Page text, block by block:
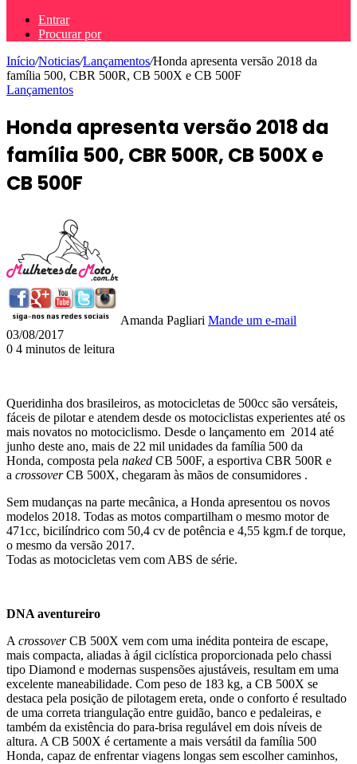
Entrar
Procurar por
Início/Noticias/Lançamentos/Honda apresenta versão 2018 da
família 500, CBR 500R, CB 500X e CB 500F
Lançamentos
Honda apresenta versão 2018 da
família 500, CBR 500R, CB 500X e
CB 500F
Amanda Pagliari Mande um e-mail
03/08/2017
0 4 minutos de leitura
Queridinha dos brasileiros, as motocicletas de 500cc são versáteis,
fáceis de pilotar e atendem desde os motociclistas experientes até os
mais novatos no motociclismo. Desde o lançamento em 2014 até
junho deste ano, mais de 22 mil unidades da família 500 da
Honda, composta pela naked CB 500F, a esportiva CBR 500R e
a crossoverCB 500X, chegaram às mãos de consumidores .
Sem mudanças na parte mecânica, a Honda apresentou os novos
modelos 2018. Todas as motos compartilham o mesmo motor de
471cc, bicilíndrico com 50,4 cv de potência e 4,55 kgm.f de torque,
o mesmo da versão 2017.
Todas as motocicletas vem com ABS de série.
DNA aventureiro
A crossoverCB 500X vem com uma inédita ponteira de escape,
mais compacta, aliadas à ágil ciclística proporcionada pelo chassi
tipo Diamond e modernas suspensões ajustáveis, resultam em uma
excelente maneabilidade. Com peso de 183 kg, a CB 500X se
destaca pela posição de pilotagem ereta, onde o conforto é resultado
de uma correta triangulação entre guidão, banco e pedaleiras, e
também da existência do para-brisa regulável em dois níveis de
altura. A CB 500X é certamente a mais versátil da família 500
Honda, capaz de enfrentar viagens longas sem escolher caminhos,